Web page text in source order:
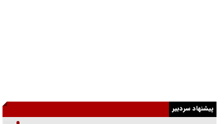
پیشنهاد سردبیر